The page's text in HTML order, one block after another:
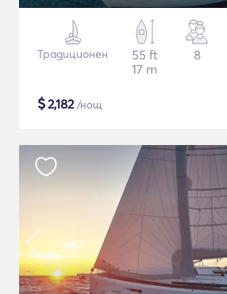
Традиционен
55 ft
17 m
8
$2,182/нощ